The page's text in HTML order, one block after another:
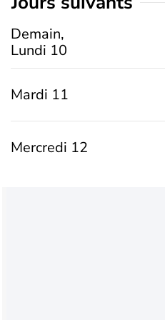
Demain,
Lundi 10
Mardi 11
Mercredi 12